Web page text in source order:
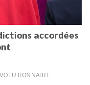
accordées